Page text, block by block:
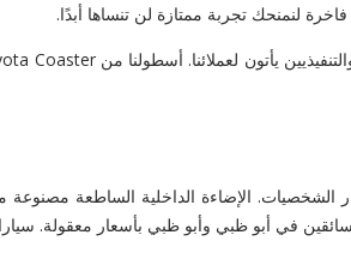
لنمنحك تجربة ممتازة لن تنساها أبدًا.
الإضاءة الداخلية الساطعة مصنوعة
في أبو ظبي وأبو ظبي بأسعار معقولة.